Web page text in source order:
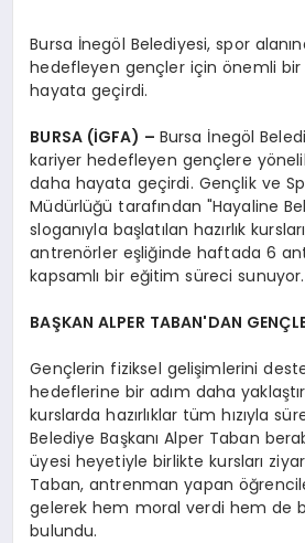
Bursa İnegöl Belediyesi, spor
hedefleyen gençler için önemli
hayata geçirdi.
BURSA (İGFA) – Bursa İnegöl
kariyer hedefleyen gençlere
daha hayata geçirdi. Gençlik ve
Müdürlüğü tarafından "Hayaline
sloganıyla başlatılan hazırlık
antrenörler eşliğinde haftada 6
kapsamlı bir eğitim süreci sunuyor.
BAŞKAN ALPER TABAN'DAN
Gençlerin fiziksel gelişimlerini
hedeflerine bir adım daha
kurslarda hazırlıklar tüm hızıyla
Belediye Başkanı Alper Taban
üyesi heyetiyle birlikte kursları
Taban, antrenman yapan
gelerek hem moral verdi hem de
bulundu.